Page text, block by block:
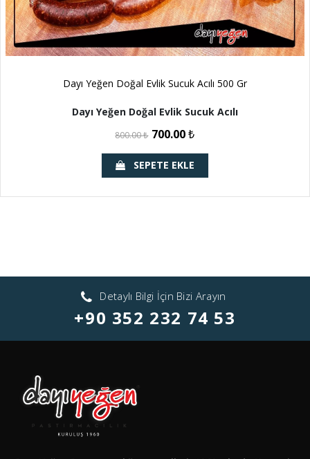
Dayı Yeğen Doğal Evlik Sucuk Acılı 500 Gr
Dayı Yeğen Doğal Evlik Sucuk Acılı
800.00₺ 700.00₺
SEPETE EKLE
Detaylı Bilgi İçin Bizi Arayın
+90 352 232 74 53